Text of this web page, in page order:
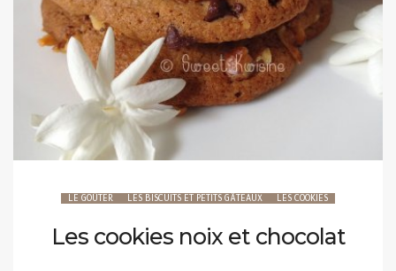
LE GOÛTER LES BISCUITS ET PETITS GÂTEAUX LES COOKIES
Les cookies noix et chocolat